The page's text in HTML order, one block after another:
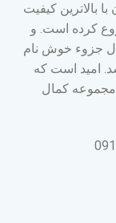
بالاترین کیفیت
کرده است. و
جزوء خوش نام
امید است که
مجموعه کمال